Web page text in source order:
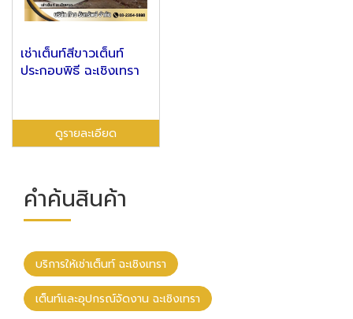
เช่าเต็นท์สีขาวเต็นท์
ประกอบพิธี ฉะเชิงเทรา
ดูรายละเอียด
คำค้นสินค้า
บริการให้เช่าเต็นท์ ฉะเชิงเทรา
เต็นท์และอุปกรณ์จัดงาน ฉะเชิงเทรา